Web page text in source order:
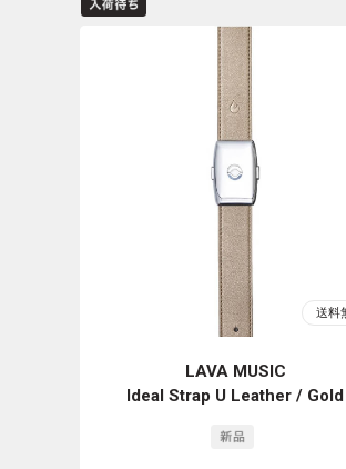
LAVA MUSIC
Ideal Strap U Leather / Gold